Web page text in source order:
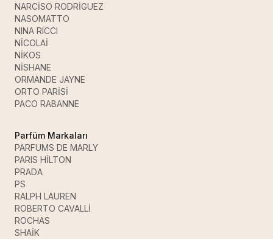
NARCİSO RODRİGUEZ
NASOMATTO
NINA RICCI
NİCOLAİ
NİKOS
NİSHANE
ORMANDE JAYNE
ORTO PARİSİ
PACO RABANNE
Parfüm Markaları
PARFUMS DE MARLY
PARIS HİLTON
PRADA
PS
RALPH LAUREN
ROBERTO CAVALLİ
ROCHAS
SHAİK